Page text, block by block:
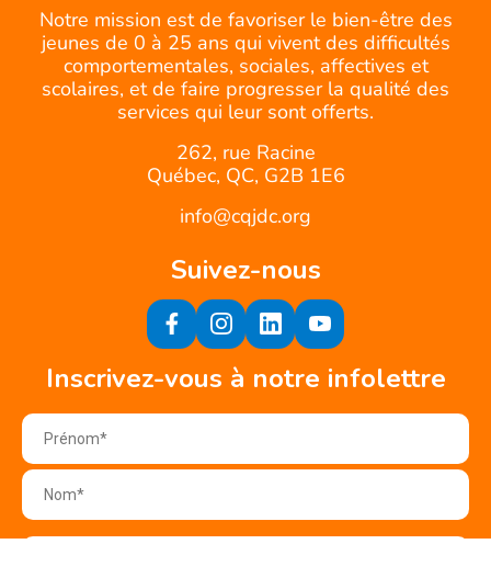
Notre mission est de favoriser le bien-être des
jeunes de 0 à 25 ans qui vivent des difficultés
comportementales, sociales, affectives et
scolaires, et de faire progresser la qualité des
services qui leur sont offerts.
262, rue Racine
Québec, QC, G2B 1E6
info@cqjdc.org
Suivez-nous
Inscrivez-vous à notre infolettre